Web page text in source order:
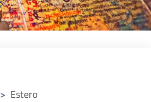
> Estero